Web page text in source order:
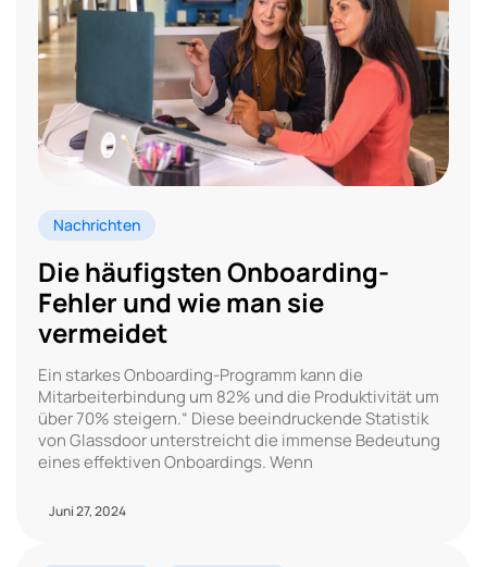
Nachrichten
Die häufigsten Onboarding-
Fehler und wie man sie
vermeidet
Ein starkes Onboarding-Programm kann die
Mitarbeiterbindung um 82% und die Produktivität um
über 70% steigern.“ Diese beeindruckende Statistik
von Glassdoor unterstreicht die immense Bedeutung
eines effektiven Onboardings. Wenn
Juni 27, 2024